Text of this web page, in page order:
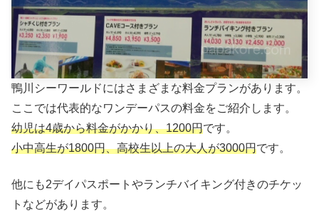
鴨川シーワールドにはさまざまな料金プランがあります。
ここでは代表的なワンデーパスの料金をご紹介します。
幼児は4歳から料金がかかり、1200円です。
小中高生が1800円、高校生以上の大人が3000円です。
他にも2デイパスポートやランチバイキング付きのチケッ
トなどがあります。